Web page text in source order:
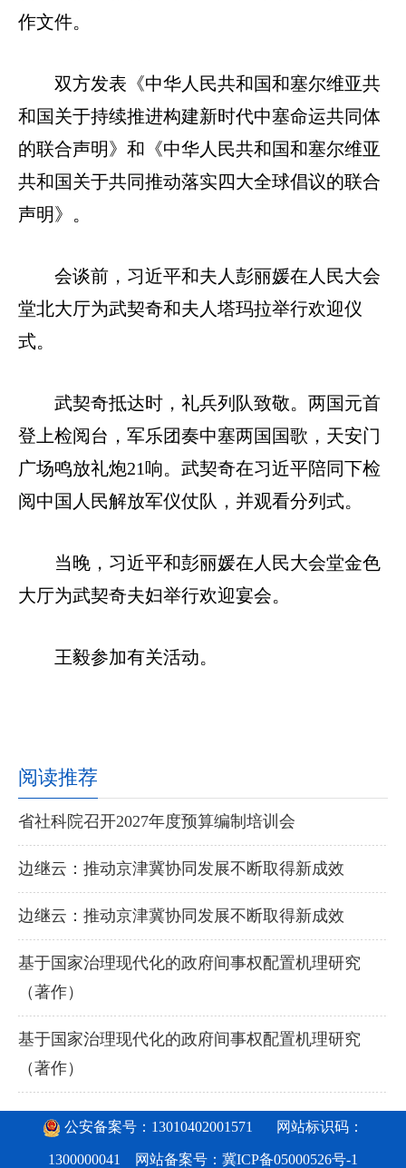
作文件。
双方发表《中华人民共和国和塞尔维亚共
和国关于持续推进构建新时代中塞命运共同体
的联合声明》和《中华人民共和国和塞尔维亚
共和国关于共同推动落实四大全球倡议的联合
声明》。
会谈前，习近平和夫人彭丽媛在人民大会
堂北大厅为武契奇和夫人塔玛拉举行欢迎仪
式。
武契奇抵达时，礼兵列队致敬。两国元首
登上检阅台，军乐团奏中塞两国国歌，天安门
广场鸣放礼炮21响。武契奇在习近平陪同下检
阅中国人民解放军仪仗队，并观看分列式。
当晚，习近平和彭丽媛在人民大会堂金色
大厅为武契奇夫妇举行欢迎宴会。
王毅参加有关活动。
阅读推荐
省社科院召开2027年度预算编制培训会
边继云：推动京津冀协同发展不断取得新成效
边继云：推动京津冀协同发展不断取得新成效
基于国家治理现代化的政府间事权配置机理研究
（著作）
基于国家治理现代化的政府间事权配置机理研究
（著作）
公安备案号：13010402001571 网站标识码：
1300000041 网站备案号： 冀ICP备05000526号-1